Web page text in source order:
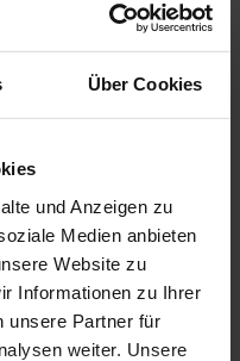
Über Cookies
und Anzeigen zu
Medien anbieten
Website zu
Informationen zu Ihrer
unsere Partner für
weiter. Unsere